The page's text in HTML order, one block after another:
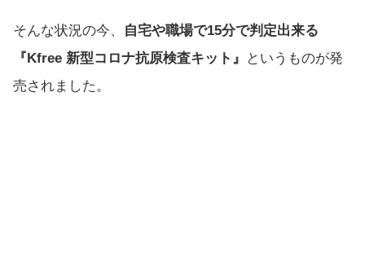
そんな状況の今、
自宅や職場で15分で判定出来る
『Kfree 新型コロナ抗原検査キット』
というものが発
売されました。